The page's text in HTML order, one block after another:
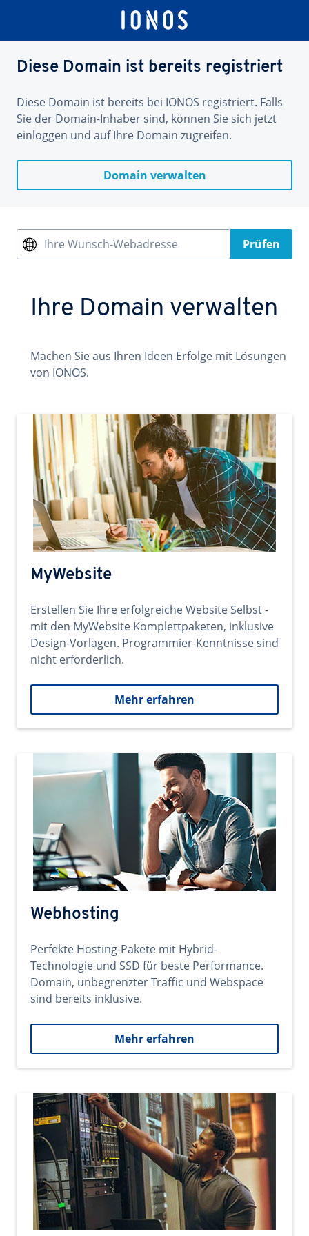
Diese Domain ist bereits registriert
Diese Domain ist bereits bei IONOS registriert. Falls
Sie der Domain-Inhaber sind, können Sie sich jetzt
einloggen und auf Ihre Domain zugreifen.
Domain verwalten
Ihre Wunsch-Webadresse Prüfen
Ihre Domain verwalten
Machen Sie aus Ihren Ideen Erfolge mit Lösungen
von IONOS.
MyWebsite
Erstellen Sie Ihre erfolgreiche Website Selbst -
mit den MyWebsite Komplettpaketen, inklusive
Design-Vorlagen. Programmier-Kenntnisse sind
nicht erforderlich.
Mehr erfahren
Webhosting
Perfekte Hosting-Pakete mit Hybrid-
Technologie und SSD für beste Performance.
Domain, unbegrenzter Traffic und Webspace
sind bereits inklusive.
Mehr erfahren